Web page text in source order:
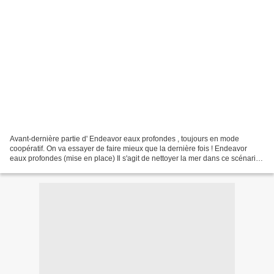
Avant-dernière partie d' Endeavor eaux profondes , toujours en mode
coopératif. On va essayer de faire mieux que la dernière fois ! Endeavor
eaux profondes (mise en place) Il s'agit de nettoyer la mer dans ce scénario,